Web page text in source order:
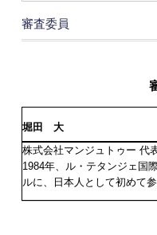
審査委員
堀田 大
株式会社マンジュトゥー 代
1984年、ル・テタンジェ国
ルに、
日本人として初めて